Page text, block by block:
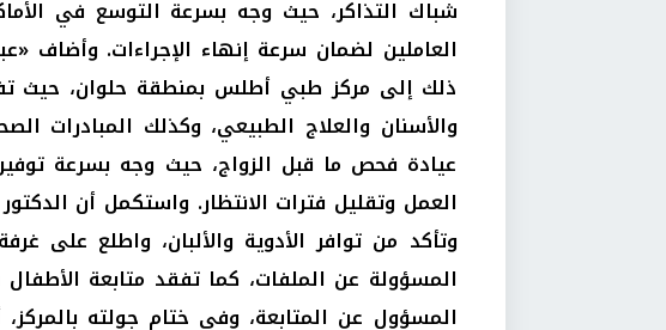
شباك التذاكر، حيث وجه بسرعة التوسع في
العاملين لضمان سرعة إنهاء الإجراءات. وأضاف
ذلك إلى مركز طبي أطلس بمنطقة حلوان، حيث
والأسنان والعلاج الطبيعي، وكذلك المبادرات
عيادة فحص ما قبل الزواج، حيث وجه بسرعة
العمل وتقليل فترات الانتظار. واستكمل أن
وتأكد من توافر الأدوية والألبان، واطلع على
المسؤولة عن الملفات، كما تفقد متابعة
المسؤول عن المتابعة، وفي ختام جولته بالمركز،